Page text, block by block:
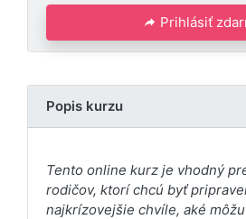
Prihlásiť
Popis kurzu
Tento online kurz je vhodný
rodičov, ktorí chcú byť
najkrízovejšie chvíle, aké